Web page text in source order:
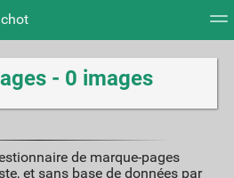
Quotidien Flux
- 0 images
de marque-pages
et sans base de données par